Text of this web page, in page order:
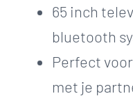
65 inch
bluetooth
Perfect
met je